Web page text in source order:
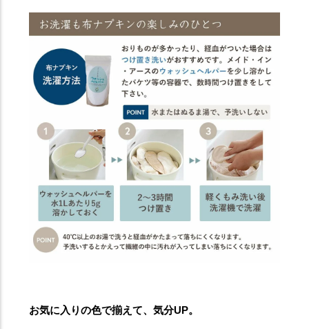
お気に入りの色で揃えて、気分UP。